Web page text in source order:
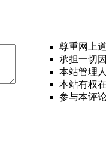
尊重网上
承担一切
本站管理
本站有权
参与本评